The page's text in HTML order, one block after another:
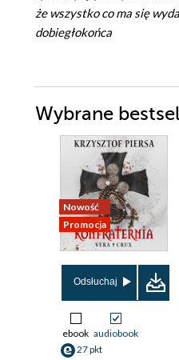
że wszystko co ma się
dobiegłokońca
Wybrane
Nowość
Promocja
Odsłuchaj
ebook audiobook
27 pkt